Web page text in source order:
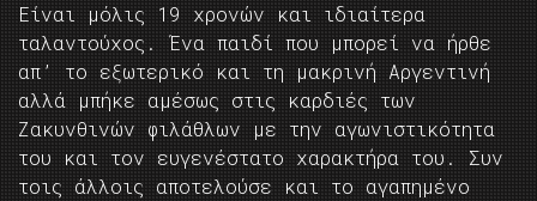
Είναι μόλις 19 χρονών και ιδιαίτερα
ταλαντούχος. Ένα παιδί που μπορεί να ήρθε
απ’ το εξωτερικό και τη μακρινή Αργεντινή
αλλά μπήκε αμέσως στις καρδιές των
Ζακυνθινών φιλάθλων με την αγωνιστικότητα
του και τον ευγενέστατο χαρακτήρα του. Συν
τοις άλλοις αποτελούσε και το αγαπημένο